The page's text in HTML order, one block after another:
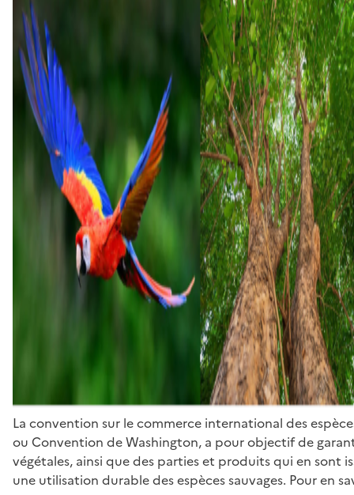
La convention sur le commerce international des
ou Convention de Washington, a pour objectif de
végétales, ainsi que des parties et produits qui en sont
une utilisation durable des espèces sauvages. Pour en